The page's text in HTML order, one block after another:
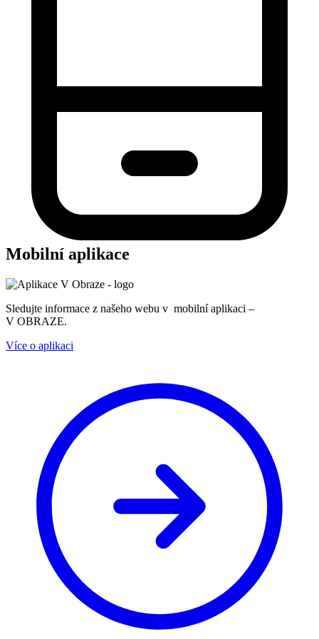
Mobilní aplikace
Sledujte informace z našeho webu v mobilní aplikaci –
V OBRAZE.
Více o aplikaci